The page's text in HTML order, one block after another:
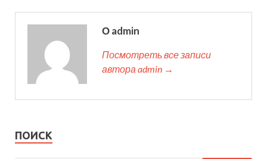
О admin
Посмотреть все записи
автора admin →
ПОИСК